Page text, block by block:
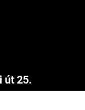
út 25.